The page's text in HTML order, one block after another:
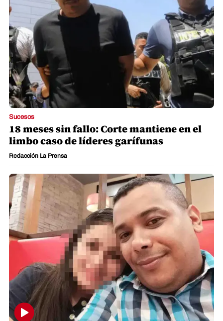
Sucesos
18 meses sin fallo: Corte mantiene en el
limbo caso de líderes garífunas
Redacción La Prensa